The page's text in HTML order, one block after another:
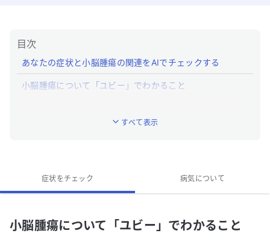
目次
あなたの症状と小脳腫瘍の関連をAIでチェックする
小脳腫瘍について「ユビー」でわかること
すべて表示
症状をチェック 病気について
小脳腫瘍について「ユビー」でわかること